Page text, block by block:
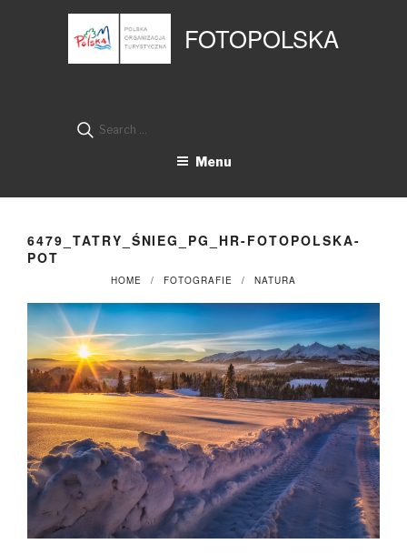
FOTOPOLSKA
Search
Menu
6479_TATRY_ŚNIEG_PG_HR-FOTOPOLSKA-
POT
HOME FOTOGRAFIE NATURA
Panel zarządzania plikami cookies